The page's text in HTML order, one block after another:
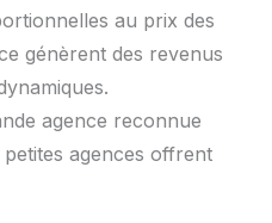
au prix des
génèrent des revenus
agence reconnue
agences offrent